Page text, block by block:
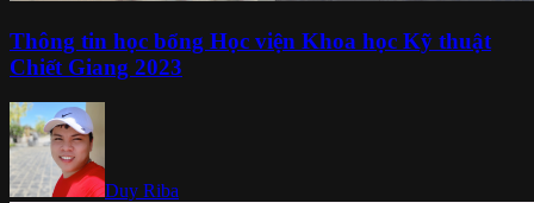
Thông tin học bổng Học viện Khoa học Kỹ thuật
Chiết Giang 2023
Duy Riba